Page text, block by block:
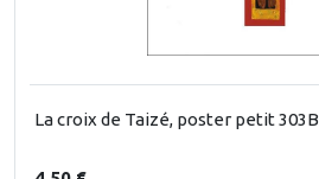
La croix de Taizé, poster petit 303B